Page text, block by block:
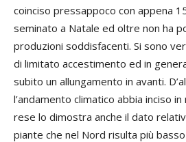
coinciso pressappoco con appena
seminato a Natale ed oltre non ha
produzioni soddisfacenti. Si sono
di limitato accestimento ed in
subito un allungamento in avanti.
l’andamento climatico abbia inciso
rese lo dimostra anche il dato
piante che nel Nord risulta più